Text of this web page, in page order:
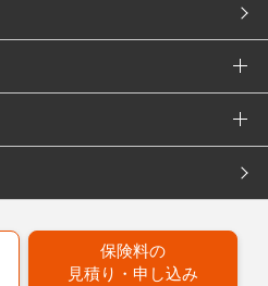
保険料の
見積り・申し込み